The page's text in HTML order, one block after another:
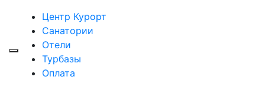
Центр Курорт
Санатории
Отели
Турбазы
Оплата